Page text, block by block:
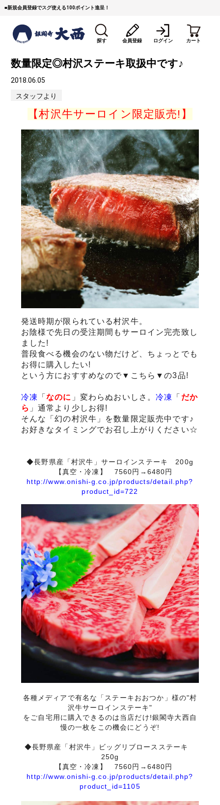
■新規会員登録でスグ使える100ポイント進呈！
探す
すき焼き 焼 肉 ステーキ
しゃぶしゃぶ コマ切れミンチ ローストビーフ
焼豚など（豚肉の加工
品）
牛丼など（牛肉の加工
品）
カレー・コロッケ・ハン
バーグ
タレ類 村沢牛 京丹波平井牛
サステナブル・和牛
（熟）
千代幻豚 贈り物・ギフト
会員登録 ログイン カート
数量限定◎村沢ステーキ取扱中です♪
2018.06.05
スタッフより
【村沢牛サーロイン限定販売!】
発送時期が限られている村沢牛。
お陰様で先日の受注期間もサーロイン完売致し
ました!
普段食べる機会のない物だけど、ちょっとでも
お得に購入したい!
という方におすすめなので▼こちら▼の3品!
冷凍 「なのに 」変わらぬおいしさ。冷凍 「 だか
ら 」通常より少しお得!
そんな「幻の村沢牛」を数量限定販売中です♪
お好きなタイミングでお召し上がりください☆
◆長野県産「村沢牛」サーロインステーキ 200g
【真空・冷凍】 7560円→6480円
http://www.onishi-g.co.jp/products/detail.php?
product_id=722
各種メディアで有名な「ステーキおおつか」様の"村
沢牛サーロインステーキ"
をご自宅用に購入できるのは当店だけ!銀閣寺大西自
慢の一枚をこの機会にどうぞ!
◆長野県産「村沢牛」ビッグリブロースステーキ
250g
【真空・冷凍】 7560円→6480円
http://www.onishi-g.co.jp/products/detail.php?
product_id=1105